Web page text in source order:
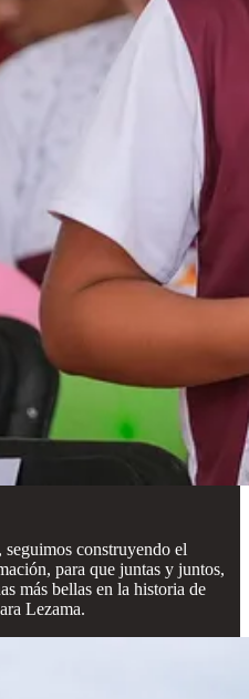
construyendo el
para que juntas y juntos,
más bellas en la historia de
Lezama.